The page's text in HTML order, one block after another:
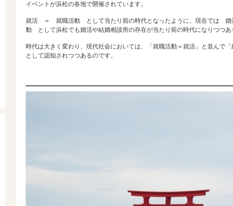
イベントが浜松の各地で開催されています。
就活 ＝ 就職活動 として当たり前の時代となったように、現在では
動 として浜松でも婚活や結婚相談所の存在が当たり前の時代になりつつあ
時代は大きく変わり、現代社会においては、「就職活動＝就活」と並んで
として認知されつつあるのです。